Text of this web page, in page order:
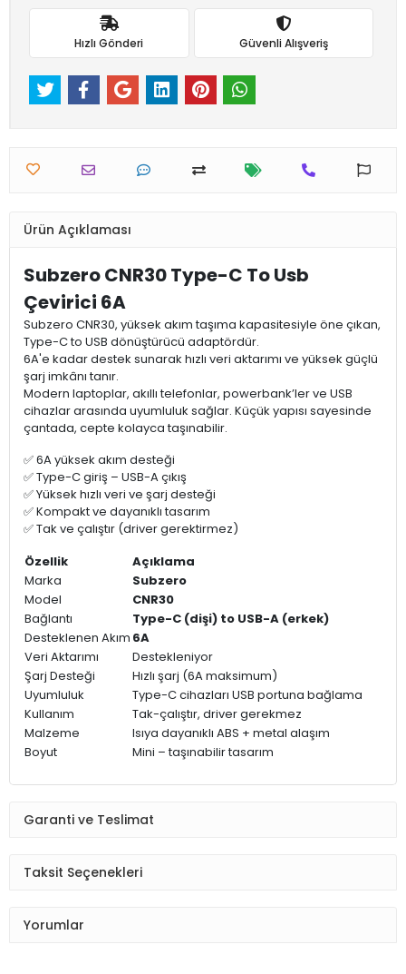
Hızlı Gönderi Güvenli Alışveriş
Ürün Açıklaması
Subzero CNR30 Type-C To Usb
Çevirici 6A
Subzero CNR30, yüksek akım taşıma kapasitesiyle öne çıkan,
Type-C to USB dönüştürücü adaptördür.
6A'e kadar destek sunarak hızlı veri aktarımı ve yüksek güçlü
şarj imkânı tanır.
Modern laptoplar, akıllı telefonlar, powerbank’ler ve USB
cihazlar arasında uyumluluk sağlar. Küçük yapısı sayesinde
çantada, cepte kolayca taşınabilir.
✅ 6A yüksek akım desteği
✅ Type-C giriş – USB-A çıkış
✅ Yüksek hızlı veri ve şarj desteği
✅ Kompakt ve dayanıklı tasarım
✅ Tak ve çalıştır (driver gerektirmez)
Özellik
Açıklama
Marka
Subzero
Model
CNR30
Bağlantı
Type-C (dişi) to USB-A (erkek)
Desteklenen Akım 6A
Veri Aktarımı
Destekleniyor
Şarj Desteği
Hızlı şarj (6A maksimum)
Uyumluluk
Type-C cihazları USB portuna bağlama
Kullanım
Tak-çalıştır, driver gerekmez
Malzeme
Isıya dayanıklı ABS + metal alaşım
Boyut
Mini – taşınabilir tasarım
Garanti ve Teslimat
Taksit Seçenekleri
Yorumlar